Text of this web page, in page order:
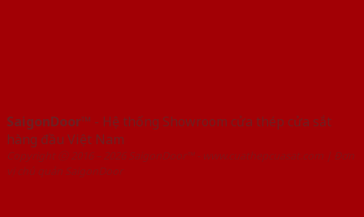
SaigonDoor™ - Hệ thống Showroom cửa thép cửa sắt
hàng đầu Việt Nam
Copyright ⓒ 2016 – 2026 SaigonDoor™ - www.cuathepcuasat.com | Đơn
vị chủ quản SaigonDoor